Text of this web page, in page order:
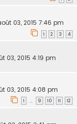
03, 2015 7:46 pm
1 2 3 4
03, 2015 4:19 pm
03, 2015 4:08 pm
1 … 9 10 11 12